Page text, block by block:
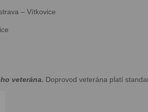
– Vítkovice
veterána. Doprovod veterána platí